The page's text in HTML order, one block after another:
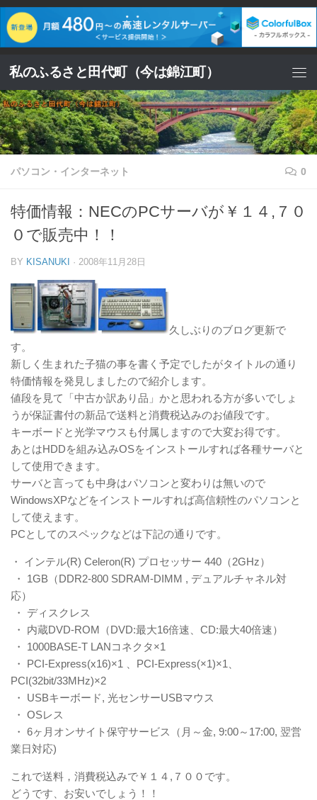
コンテンツへスキップ
私のふるさと田代町（今は錦江町）
パソコン・インターネット 0
特価情報：NECのPCサーバが￥１４,７０
０で販売中！！
BY KISANUKI · 2008年11月28日
久しぶりのブログ更新で
す。
新しく生まれた子猫の事を書く予定でしたがタイトルの通り
特価情報を発見しましたので紹介します。
値段を見て「中古か訳あり品」かと思われる方が多いでしょ
うが保証書付の新品で送料と消費税込みのお値段です。
キーボードと光学マウスも付属しますので大変お得です。
あとはHDDを組み込みOSをインストールすれば各種サーバと
して使用できます。
サーバと言っても中身はパソコンと変わりは無いので
WindowsXPなどをインストールすれば高信頼性のパソコンと
して使えます。
PCとしてのスペックなどは下記の通りです。
・ インテル(R) Celeron(R) プロセッサー 440（2GHz）
・ 1GB（DDR2-800 SDRAM-DIMM , デュアルチャネル対
応）
・ ディスクレス
・ 内蔵DVD-ROM（DVD:最大16倍速、CD:最大40倍速）
・ 1000BASE-T LANコネクタ×1
・ PCI-Express(x16)×1 、PCI-Express(×1)×1、
PCI(32bit/33MHz)×2
・ USBキーボード, 光センサーUSBマウス
・ OSレス
・ 6ヶ月オンサイト保守サービス（月～金, 9:00～17:00, 翌営
業日対応)
これで送料，消費税込みで￥１４,７００です。
どうです、お安いでしょう！！